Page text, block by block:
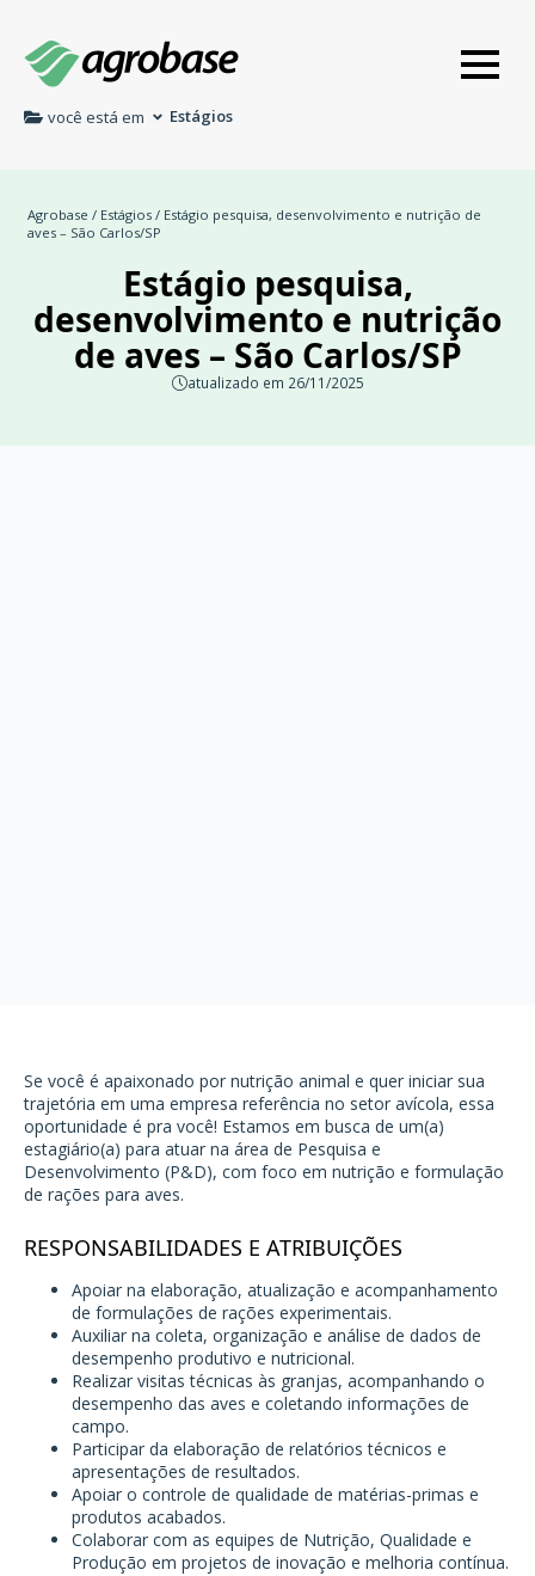
você está em Estágios
Agrobase / Estágios / Estágio pesquisa, desenvolvimento e nutrição de
aves – São Carlos/SP
Estágio pesquisa,
desenvolvimento e nutrição
de aves – São Carlos/SP
atualizado em 26/11/2025
Se você é apaixonado por nutrição animal e quer iniciar sua
trajetória em uma empresa referência no setor avícola, essa
oportunidade é pra você! Estamos em busca de um(a)
estagiário(a) para atuar na área de Pesquisa e
Desenvolvimento (P&D), com foco em nutrição e formulação
de rações para aves.
RESPONSABILIDADES E ATRIBUIÇÕES
Apoiar na elaboração, atualização e acompanhamento
de formulações de rações experimentais.
Auxiliar na coleta, organização e análise de dados de
desempenho produtivo e nutricional.
Realizar visitas técnicas às granjas, acompanhando o
desempenho das aves e coletando informações de
campo.
Participar da elaboração de relatórios técnicos e
apresentações de resultados.
Apoiar o controle de qualidade de matérias-primas e
produtos acabados.
Colaborar com as equipes de Nutrição, Qualidade e
Produção em projetos de inovação e melhoria contínua.